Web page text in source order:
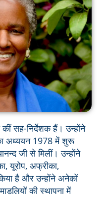
कीं सह-निर्देशक हैं। उन्होंने
अध्ययन 1978 में शुरू
जी से मिलीं। उन्होंने
यूरोप, अफ्रीका,
है और उन्होंने अनेकों
की स्थापना में